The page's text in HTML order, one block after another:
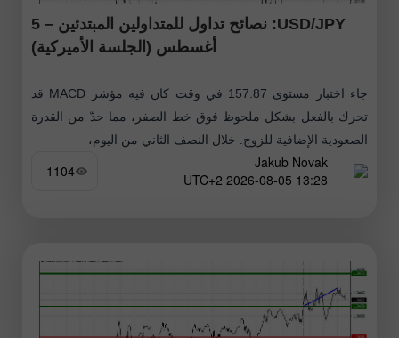
USD/JPY: نصائح تداول للمتداولين المبتدئين – 5
أغسطس (الجلسة الأميركية)
جاء اختبار مستوى 157.87 في وقت كان فيه مؤشر MACD قد
تحرك بالفعل بشكل ملحوظ فوق خط الصفر، مما حدّ من القدرة
الصعودية الإضافية للزوج. خلال النصف الثاني من اليوم،
Jakub Novak
13:28 2026-08-05 UTC+2
1104